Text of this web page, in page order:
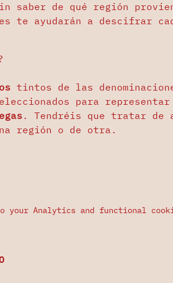
saber de qué región
te ayudarán a descifrar
tintos de las
para
. Tendréis que tratar
región o de otra.
to your Analytics and functional